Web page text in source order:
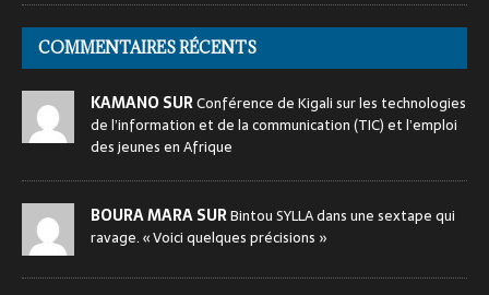
COMMENTAIRES RÉCENTS
KAMANO SURConférence de Kigali sur les technologies
de l’information et de la communication (TIC) et l’emploi
des jeunes en Afrique
BOURA MARA SURBintou SYLLA dans une sextape qui
ravage. « Voici quelques précisions »